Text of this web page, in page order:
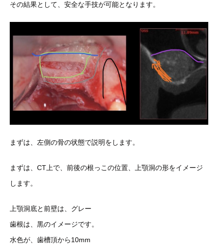
その結果として、安全な手技が可能となります。
まずは、左側の骨の状態で説明をします。
まずは、CT上で、前後の根っこの位置、上顎洞の形をイメージ
し ます。
上顎洞底と前壁は、グレー
歯根は、黒のイメージです。
水色が、歯槽頂から10mm